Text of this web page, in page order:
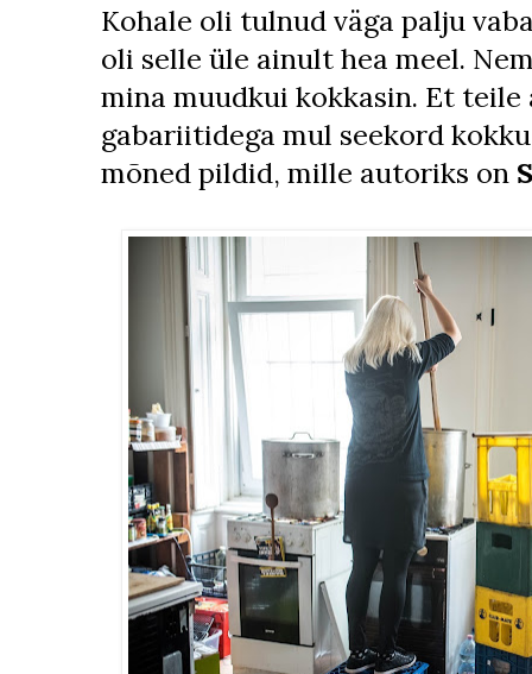
Kohale oli tulnud väga palju
oli selle üle ainult hea meel.
mina muudkui kokkasin. Et
gabariitidega mul seekord
mõned pildid, mille autoriks on